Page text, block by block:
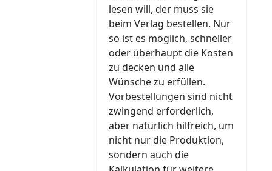
lesen will, der muss sie
beim Verlag bestellen. Nur
so ist es möglich, schneller
oder überhaupt die Kosten
zu decken und alle
Wünsche zu erfüllen.
Vorbestellungen sind nicht
zwingend erforderlich,
aber natürlich hilfreich, um
nicht nur die Produktion,
sondern auch die